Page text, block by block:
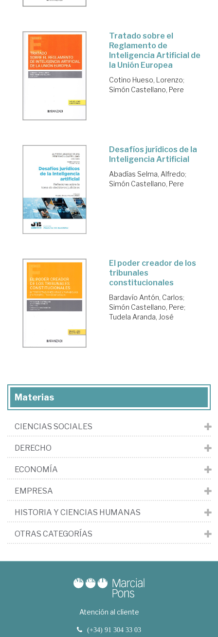
Tratado sobre el
Reglamento de
Inteligencia Artificial de
la Unión Europea
Cotino Hueso, Lorenzo;
Simón Castellano, Pere
Desafíos jurídicos de la
Inteligencia Artificial
Abadías Selma, Alfredo;
Simón Castellano, Pere
El poder creador de los
tribunales
constitucionales
Bardavío Antón, Carlos;
Simón Castellano, Pere;
Tudela Aranda, José
Materias
CIENCIAS SOCIALES
DERECHO
ECONOMÍA
EMPRESA
HISTORIA Y CIENCIAS HUMANAS
OTRAS CATEGORÍAS
Atención al cliente
(+34) 91 304 33 03